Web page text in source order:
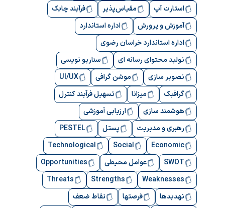
استارت آپ
مقیاس‌پذیر
فرآیند چابک
آموزش و پرورش
اداره استاندارد
اداره استاندارد خراسان رضوی
تولید محتوای رسانه ای
سناریو نویسی
تصویر سازی
موشن گرافی
UI/UX
گرافیک
میزانا
تسهیل فرآیند کنترل
هوشمند سازی
ارزیابی آموزشی
رهبری و مدیریت
پستل
PESTEL
Economic
Social
Technological
SWOT
عوامل محیطی
Opportunities
Weaknesses
Strengths
Threats
تهدیدها
فرصتها
نقاط ضعف